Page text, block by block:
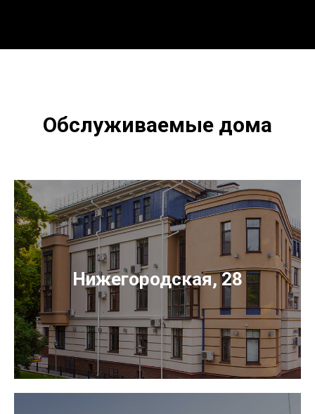
Обслуживаемые дома
Нижегородская, 28